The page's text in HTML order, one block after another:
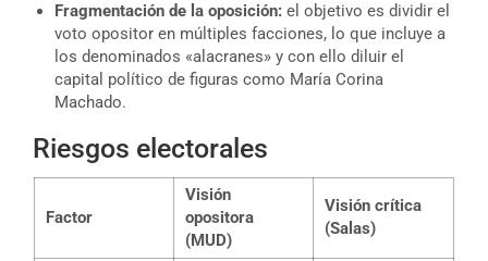
Fragmentación de la oposición: el objetivo es dividir el
voto opositor en múltiples facciones, lo que incluye a
los denominados «alacranes» y con ello diluir el
capital político de figuras como María Corina
Machado.
Riesgos electorales
Factor
Visión
opositora
(MUD)
Visión crítica
(Salas)